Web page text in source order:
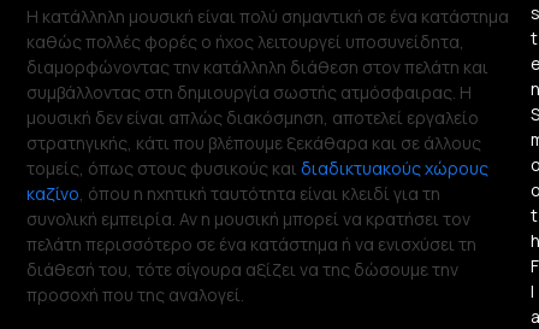
Η κατάλληλη μουσική είναι πολύ σημαντική σε ένα κατάστημα
καθώς πολλές φορές ο ήχος λειτουργεί υποσυνείδητα,
διαμορφώνοντας την κατάλληλη διάθεση στον πελάτη και
συμβάλλοντας στη δημιουργία σωστής ατμόσφαιρας. Η
μουσική δεν είναι απλώς διακόσμηση, αποτελεί εργαλείο
στρατηγικής, κάτι που βλέπουμε ξεκάθαρα και σε άλλους
τομείς, όπως στους φυσικούς καιδιαδικτυακούς χώρους
καζίνο, όπου η ηχητική ταυτότητα είναι κλειδί για τη
συνολική εμπειρία. Αν η μουσική μπορεί να κρατήσει τον
πελάτη περισσότερο σε ένα κατάστημα ή να ενισχύσει τη
διάθεσή του, τότε σίγουρα αξίζει να της δώσουμε την
προσοχή που της αναλογεί.
s
t
n
S
t
h
F
l
a